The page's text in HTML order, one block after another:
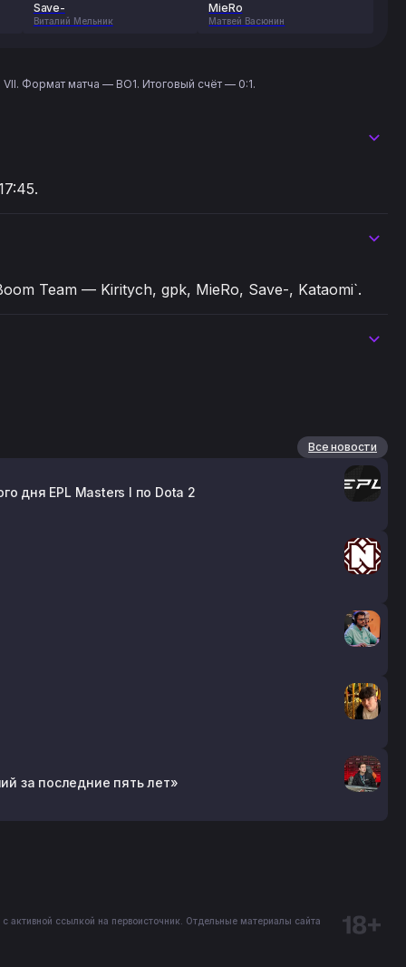
Save-
Виталий Мельник
MieRo
Матвей Васюнин
Формат матча — BO1. Итоговый счёт — 0:1.
Team — Kiritych, gpk, MieRo, Save-, Kataomi`.
Все новости
дня EPL Masters I по Dota 2
за последние пять лет»
активной ссылкой на первоисточник. Отдельные материалы сайта